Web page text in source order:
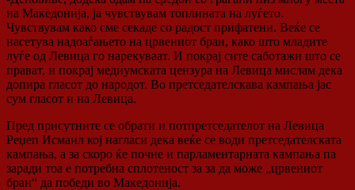
на Македонија, ја чувствувам топлината на луѓето.
Чувствувам како сме секаде со радост прифатени. Веќе се
насетува надоаѓањето на црвениот бран, како што младите
луѓе од Левица го нарекуваат. И покрај сите саботажи што се
прават, и покрај медиумската цензура на Левица мислам дека
допира гласот до народот. Во претседателскава кампања јас
сум гласот и на Левица.
Пред присутните се обрати и потпретседателот на Левица
Реџеп Исмаил кој нагласи дека веќе се води претседателската
кампања, а за скоро ќе почне и парламентарната кампања па
заради тоа е потребна сплотеност за за да може „црвениот
бран“ да победи во Македонија.